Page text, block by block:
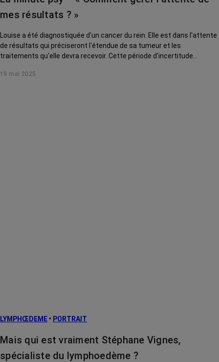
mes résultats ? »
Louise a été diagnostiquée d'un cancer du rein. Elle est dans l'attente
de résultats qui préciseront l'étendue de sa tumeur et les
traitements qu'elle devra recevoir. Cette période d'incertitude
Roussy, lui donne des conseils pour apprivoiser son émotion.
19 mai 2025
LYMPHŒDEME • PORTRAIT
Mais qui est vraiment Stéphane Vignes,
spécialiste du lymphoedème ?